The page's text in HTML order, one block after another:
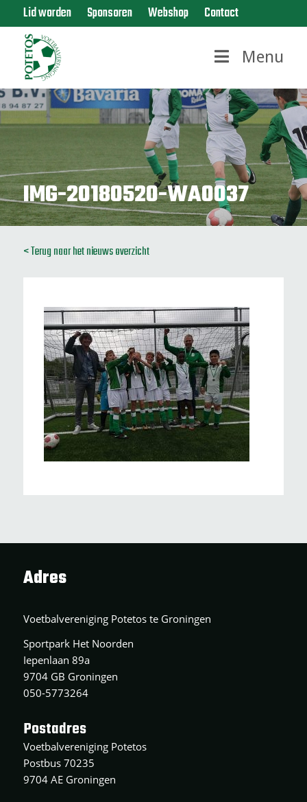
Lid worden Sponsoren Webshop Contact
Menu
IMG-20180520-WA0037
< Terug naar het nieuws overzicht
Adres
Voetbalvereniging Potetos te Groningen
Sportpark Het Noorden
Iepenlaan 89a
9704 GB Groningen
050-5773264
Postadres
Voetbalvereniging Potetos
Postbus 70235
9704 AE Groningen